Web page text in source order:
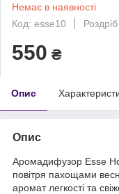
Немає в наявності
Код: esse10
Роздріб
550 ₴
Опис
Опис
Аромадифузор Esse
повітря пахощами
аромат легкості та